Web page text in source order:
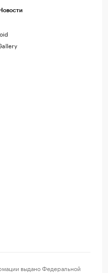
выдано Федеральной